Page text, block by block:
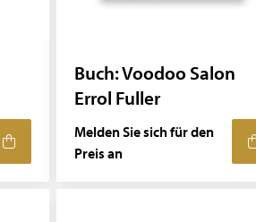
Buch: Voodoo Salon
Errol Fuller
Melden Sie sich für den
Preis an